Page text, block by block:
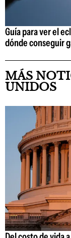
Guía para ver el
dónde conseguir
MÁS
UNIDOS